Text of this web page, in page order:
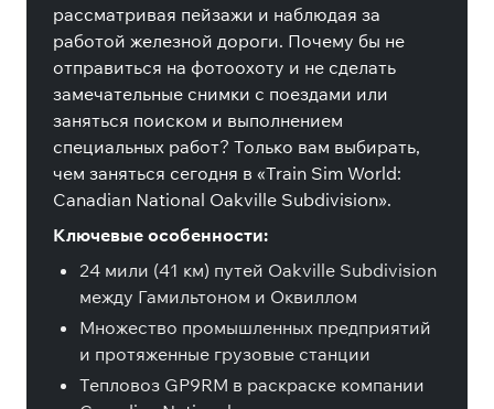
рассматривая пейзажи и наблюдая за
работой железной дороги. Почему бы не
отправиться на фотоохоту и не сделать
замечательные снимки с поездами или
заняться поиском и выполнением
специальных работ? Только вам выбирать,
чем заняться сегодня в «Train Sim World:
Canadian National Oakville Subdivision».
Ключевые особенности:
24 мили (41 км) путей Oakville Subdivision
между Гамильтоном и Оквиллом
Множество промышленных предприятий
и протяженные грузовые станции
Тепловоз GP9RM в раскраске компании